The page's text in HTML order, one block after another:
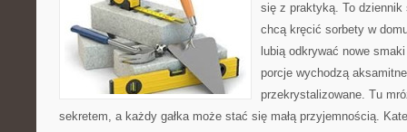
się z praktyką. To
chcą kręcić sorbety w
lubią odkrywać nowe
porcje wychodzą
przekrystalizowane. Tu
sekretem, a każdy gałka może stać się małą przyjemnością.